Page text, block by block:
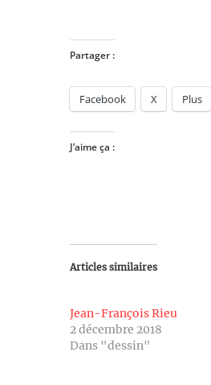
Partager :
Facebook X Plus
J’aime ça :
Articles similaires
Jean-François Rieu
2 décembre 2018
Dans "dessin"